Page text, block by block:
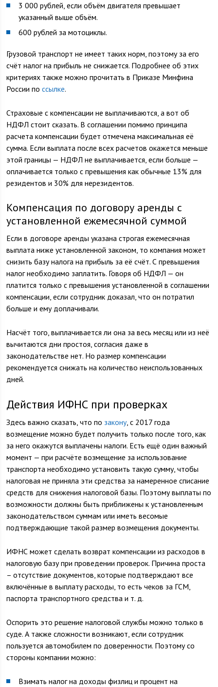
3 000 рублей, если объём двигателя превышает
указанный выше объём.
600 рублей за мотоциклы.
Грузовой транспорт не имеет таких норм, поэтому за его
счёт налог на прибыль не снижается. Подробнее об этих
критериях также можно прочитать в Приказе Минфина
России поссылке.
Страховые с компенсации не выплачиваются, а вот об
НДФЛ стоит сказать. В соглашении помимо принципа
расчета компенсации будет отмечена максимальная её
сумма. Если выплата после всех расчетов окажется меньше
этой границы — НДФЛ не выплачивается, если больше —
оплачивается только с превышения как обычные 13% для
резидентов и 30% для нерезидентов.
Компенсация по договору аренды с
установленной ежемесячной суммой
Если в договоре аренды указана строгая ежемесячная
выплата ниже установленной законом, то компания может
снизить базу налога на прибыль за её счёт. С превышения
налог необходимо заплатить. Говоря об НДФЛ — он
платится только с превышения установленной в соглашении
компенсации, если сотрудник доказал, что он потратил
больше и ему доплачивали.
Насчёт того, выплачивается ли она за весь месяц или из неё
вычитаются дни простоя, согласия даже в
законодательстве нет. Но размер компенсации
рекомендуется снижать на количество неиспользованных
дней.
Действия ИФНС при проверках
Здесь важно сказать, что по закону, с 2017 года
возмещение можно будет получить только после того, как
за него окажутся выплачены налоги. Есть ещё один важный
момент — при расчёте возмещение за использование
транспорта необходимо установить такую сумму, чтобы
налоговая не приняла эти средства за намеренное списание
средств для снижения налоговой базы. Поэтому выплаты по
возможности должны быть приближены к установленным
законодательством суммам или иметь весомые
подтверждающие такой размер возмещения документы.
ИФНС может сделать возврат компенсации из расходов в
налоговую базу при проведении проверок. Причина проста
– отсутствие документов, которые подтверждают все
включённые в выплату расходы, то есть чеков за ГСМ,
паспорта транспортного средства и т. д.
Оспорить это решение налоговой службы можно только в
суде. А также сложности возникают, если сотрудник
пользуется автомобилем по доверенности. Поэтому со
стороны компании можно:
Взимать налог на доходы физлиц и процент на